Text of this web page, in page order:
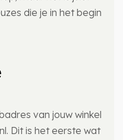
die je in het begin
van jouw winkel
Dit is het eerste wat